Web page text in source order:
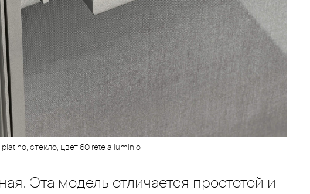
стекло, цвет 60 rete alluminio
Эта модель отличается простотой и